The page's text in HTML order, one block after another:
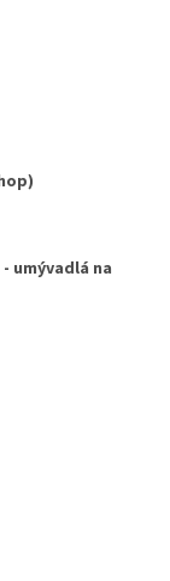
umývadlá na